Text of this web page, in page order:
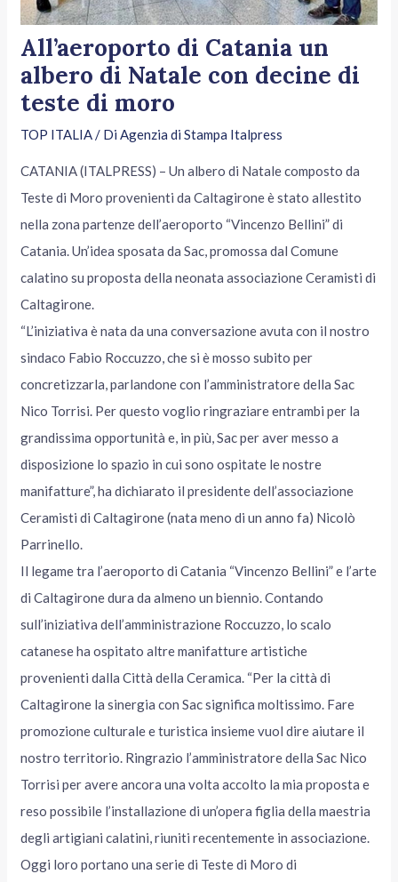
All’aeroporto di Catania un
albero di Natale con decine di
teste di moro
TOP ITALIA/ DiAgenzia di Stampa Italpress
CATANIA (ITALPRESS) – Un albero di Natale composto da
Teste di Moro provenienti da Caltagirone è stato allestito
nella zona partenze dell’aeroporto “Vincenzo Bellini” di
Catania. Un’idea sposata da Sac, promossa dal Comune
calatino su proposta della neonata associazione Ceramisti di
Caltagirone.
“L’iniziativa è nata da una conversazione avuta con il nostro
sindaco Fabio Roccuzzo, che si è mosso subito per
concretizzarla, parlandone con l’amministratore della Sac
Nico Torrisi. Per questo voglio ringraziare entrambi per la
grandissima opportunità e, in più, Sac per aver messo a
disposizione lo spazio in cui sono ospitate le nostre
manifatture”, ha dichiarato il presidente dell’associazione
Ceramisti di Caltagirone (nata meno di un anno fa) Nicolò
Parrinello.
Il legame tra l’aeroporto di Catania “Vincenzo Bellini” e l’arte
di Caltagirone dura da almeno un biennio. Contando
sull’iniziativa dell’amministrazione Roccuzzo, lo scalo
catanese ha ospitato altre manifatture artistiche
provenienti dalla Città della Ceramica. “Per la città di
Caltagirone la sinergia con Sac significa moltissimo. Fare
promozione culturale e turistica insieme vuol dire aiutare il
nostro territorio. Ringrazio l’amministratore della Sac Nico
Torrisi per avere ancora una volta accolto la mia proposta e
reso possibile l’installazione di un’opera figlia della maestria
degli artigiani calatini, riuniti recentemente in associazione.
Oggi loro portano una serie di Teste di Moro di